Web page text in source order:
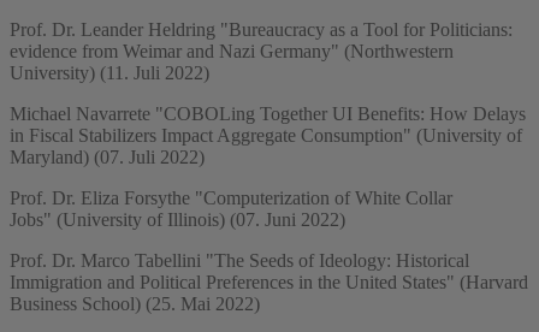
Prof. Dr. Leander Heldring "Bureaucracy as a Tool for Politicians:
evidence from Weimar and Nazi Germany" (Northwestern
University) (11. Juli 2022)
Michael Navarrete "COBOLing Together UI Benefits: How Delays
in Fiscal Stabilizers Impact Aggregate Consumption" (University of
Maryland) (07. Juli 2022)
Prof. Dr. Eliza Forsythe "Computerization of White Collar
Jobs" (University of Illinois) (07. Juni 2022)
Prof. Dr. Marco Tabellini "The Seeds of Ideology: Historical
Immigration and Political Preferences in the United States" (Harvard
Business School) (25. Mai 2022)